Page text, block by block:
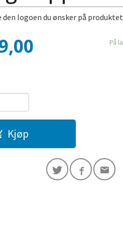
den logoen du ønsker på
På
Kjøp